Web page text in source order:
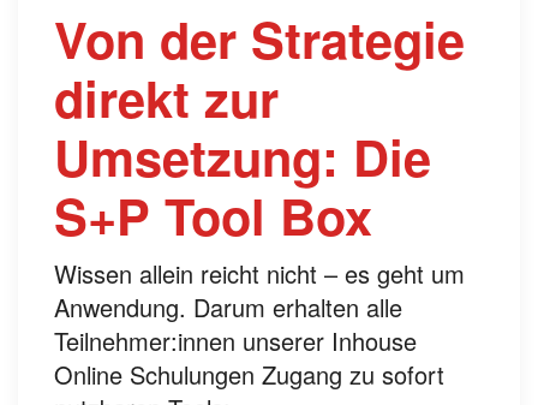
Von der Strategie
direkt zur
Umsetzung: Die
S+P Tool Box
Wissen allein reicht nicht – es geht um
Anwendung. Darum erhalten alle
Teilnehmer:innen unserer Inhouse
Online Schulungen Zugang zu sofort